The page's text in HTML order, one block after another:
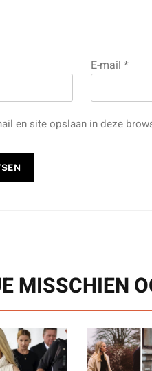
E-mail*
en site opslaan in deze
MISSCHIEN